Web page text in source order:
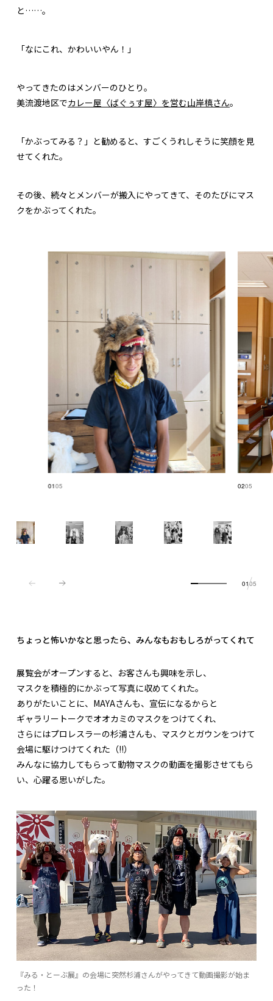
と……。
「なにこれ、かわいいやん！」
やってきたのはメンバーのひとり。
美流渡地区でカレー屋〈ばぐぅす屋〉を営む山岸槙さん。
「かぶってみる？」と勧めると、すごくうれしそうに笑顔を見
せてくれた。
その後、続々とメンバーが搬入にやってきて、そのたびにマス
クをかぶってくれた。
0105 0205
0105
ちょっと怖いかなと思ったら、みんなもおもしろがってくれて
展覧会がオープンすると、お客さんも興味を示し、
マスクを積極的にかぶって写真に収めてくれた。
ありがたいことに、MAYAさんも、宣伝になるからと
ギャラリートークでオオカミのマスクをつけてくれ、
さらにはプロレスラーの杉浦さんも、マスクとガウンをつけて
会場に駆けつけてくれた（!!）
みんなに協力してもらって動物マスクの動画を撮影させてもら
い、心躍る思いがした。
『みる・とーぶ展』の会場に突然杉浦さんがやってきて動画撮影が始ま
った！